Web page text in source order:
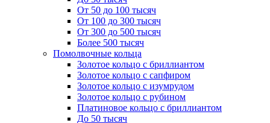
От 50 до 100 тысяч
От 100 до 300 тысяч
От 300 до 500 тысяч
Более 500 тысяч
Помолвочные кольца
Золотое кольцо с бриллиантом
Золотое кольцо с сапфиром
Золотое кольцо с изумрудом
Золотое кольцо с рубином
Платиновое кольцо с бриллиантом
До 50 тысяч